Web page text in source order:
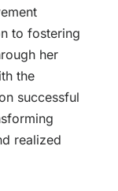
to fostering
her
the
successful
realized